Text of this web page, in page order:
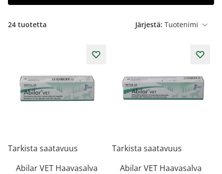
24 tuotetta Järjestä:
Tarkista saatavuus
Abilar VET Haavasalva
Tarkista saatavuus
Abilar VET Haavasalva